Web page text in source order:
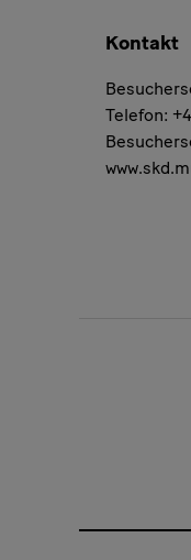
Kontakt
Telefon: